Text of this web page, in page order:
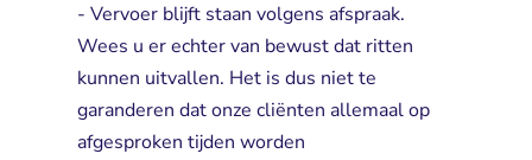
- Vervoer blijft staan volgens afspraak.
Wees u er echter van bewust dat ritten
kunnen uitvallen. Het is dus niet te
garanderen dat onze cliënten allemaal op
afgesproken tijden worden